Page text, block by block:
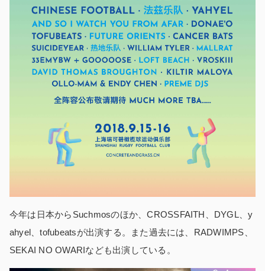
今年は日本からSuchmosのほか、CROSSFAITH、DYGL、y
ahyel、tofubeatsが出演する。また過去には、RADWIMPS、
SEKAI NO OWARIなども出演している。